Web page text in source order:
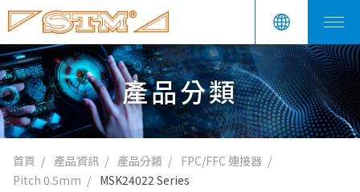
產品分類
首頁 產品資訊 產品分類
FPC/FFC 連接器
Pitch 0.5mm
MSK24022 Series